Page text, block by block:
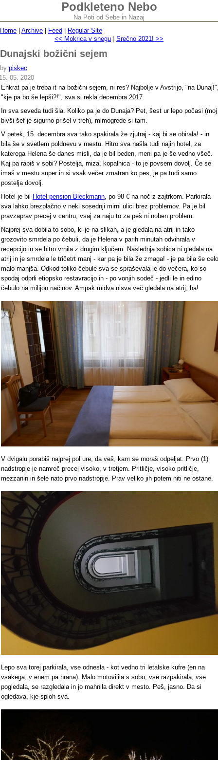
Podkleteno Nebo
Na Poti od Sebe in Nazaj
Home
Archive Feed
Regular Site
<< Mokrica v snegu
Srečno 2021! >>
Dunajski božični sejem
by piskec
05. 2020
Enkrat pa je treba it na božični sejem, ni res? Najbolje v Avstrijo, "na
"kje pa bo še lepši?!", sva si rekla decembra 2017.
In sva seveda tudi šla. Koliko pa je do Dunaja? Pet, šest ur lepo počasi (moj
bivši šef je sigurno prišel v treh), mimogrede si tam.
V petek, 15. decembra sva tako spakirala že zjutraj - kaj bi se obirala! - in
bila še v svetlem poldnevu v mestu. Hitro sva našla tudi najin hotel, za
katerega Helena še danes misli, da je bil beden, meni pa je še vedno všeč.
Kaj pa rabiš v sobi? Postelja, miza, kopalnica - to je povsem dovolj. Če se
imaš v mestu super in si vsak večer zmatran ko pes, je pa tudi samo
postelja dovolj.
Hotel je bil
Hotel pension Bleckmann, po 98 € na noč z zajtrkom. Parkirala
sva lahko brezplačno v neki sosednji mirni ulici brez problemov. Pa je bil
pravzaprav precej v centru, vsaj za naju to za peš ni noben problem.
Najprej sva dobila to sobo, ki je na slikah, a je gledala na atrij in tako
grozovito smrdela po čebuli, da je Helena v parih minutah odvihrala v
recepcijo in se hitro vrnila z drugim ključem. Naslednja sobica ni gledala na
atrij in je smrdela le tričetrt manj - kar pa je bila že zmaga! - je pa bila še celo
malo manjša. Odkod toliko čebule sva se spraševala le do večera, ko so
spodaj odprli etiopsko restavracijo in - po vonjih sodeč - jedli le in edino
čebulo na milijon načinov. Ampak midva nisva več gledala na atrij, ha!
V dvigalu porabiš najprej pol ure, da veš, kam se moraš odpeljat. Prvo (1)
nadstropje je namreč precej visoko, v tretjem. Pritličje, visoko pritličje,
mezzanin in šele nato prvo nadstropje. Prav veliko jih potem niti ne ostane.
Lepo sva torej parkirala, vse odnesla - kot vedno tri letalske kufre (en na
vsakega, v enem pa hrana). Malo motovilila s sobo, vse razpakirala, vse
pogledala, se razgledala in jo mahnila direkt v mesto. Peš, jasno. Da si
ogledava, kje sploh sva.